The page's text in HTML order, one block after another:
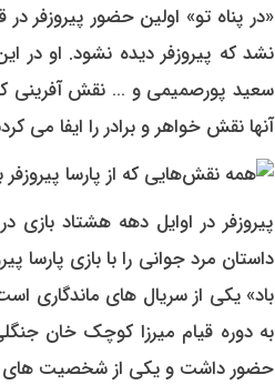
«در پناه تو» اولین حضور پیروزفر
نشد که پیروزفر دیده نشود. او در
سعید پورصمیمی و … نقش آفرینی
آنها نقش خواهر و برادر را ایفا می
پیروزفر در اوایل دهه هشتاد
داستان مرد جوانی را با بازی پارسا
باد» یکی از سریال های ماندگاری
به دوره قیام میرزا کوچک خان
حضور داشت و یکی از شخصیت های